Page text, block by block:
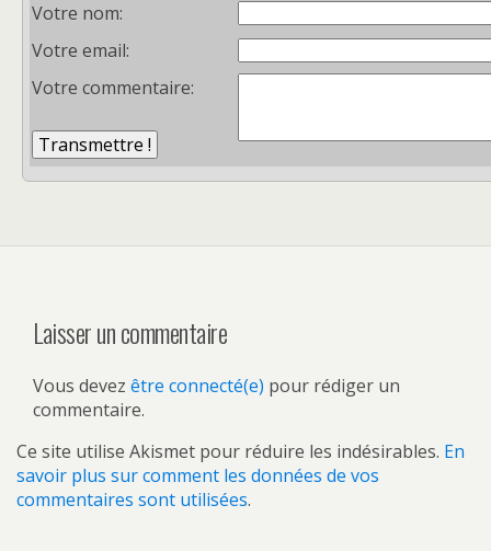
Votre nom:
Votre email:
Votre commentaire:
Laisser un commentaire
Vous devez être connecté(e) pour rédiger un
commentaire.
Ce site utilise Akismet pour réduire les indésirables. En
savoir plus sur comment les données de vos
commentaires sont utilisées.